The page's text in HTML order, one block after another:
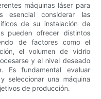
máquinas láser para
esencial considerar las
de su instalación de
pueden ofrecer distintos
de factores como el
el volumen de vidrio
y el nivel deseado
Es fundamental evaluar
seleccionar una máquina
de producción.